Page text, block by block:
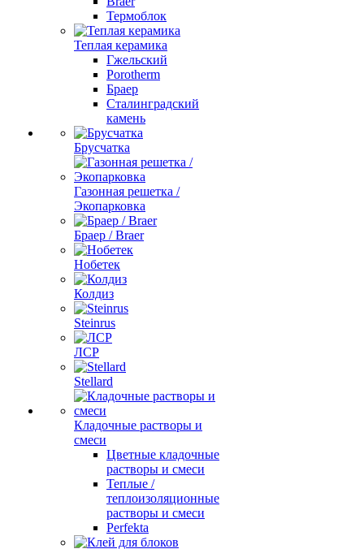
Термоблок
Теплая керамика
Гжельский
Porotherm
Браер
Сталинградский
камень
Брусчатка
Газонная решетка /
Экопарковка
Браер / Braer
Нобетек
Колдиз
Steinrus
ЛСР
Stellard
Кладочные растворы и
смеси
Цветные кладочные
растворы и смеси
Теплые /
теплоизоляционные
растворы и смеси
Perfekta